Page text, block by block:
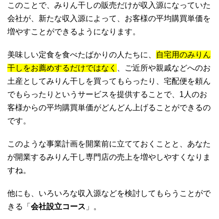
このことで、みりん干しの販売だけが収入源になっていた
会社が、新たな収入源によって、お客様の平均購買単価を
増やすことができるようになります。
美味しい定食を食べたばかりの人たちに、
自宅用のみりん
干しをお薦めするだけではなく
、ご近所や親戚などへのお
土産としてみりん干しを買ってもらったり、宅配便を頼ん
でもらったりというサービスを提供することで、1人のお
客様からの平均購買単価がどんどん上げることができるの
です。
このような事業計画を開業前に立てておくことと、あなた
が開業するみりん干し専門店の売上を増やしやすくなりま
すね。
他にも、いろいろな収入源などを検討してもらうことがで
きる「 会社設立コース 」。